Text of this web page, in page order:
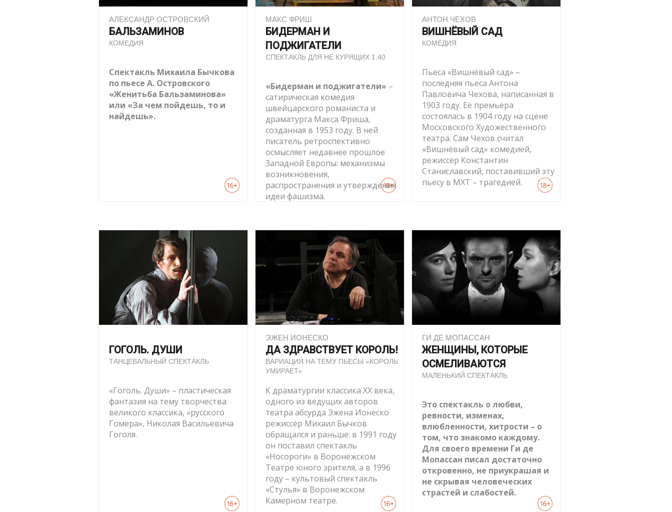
АЛЕКСАНДР ОСТРОВСКИЙ
БАЛЬЗАМИНОВ
КОМЕДИЯ
Спектакль Михаила Бычкова
по пьесе А. Островского
«Женитьба Бальзаминова»
или «За чем пойдешь, то и
найдешь».
МАКС ФРИШ
БИДЕРМАН И
ПОДЖИГАТЕЛИ
СПЕКТАКЛЬ ДЛЯ НЕ КУРЯЩИХ 1:40
«Бидерман и поджигатели» –
сатирическая комедия
швейцарского романиста и
драматурга Макса Фриша,
созданная в 1953 году. В ней
писатель ретроспективно
осмысляет недавнее прошлое
Западной Европы: механизмы
возникновения,
распространения и утверждения
идеи фашизма.
АНТОН ЧЕХОВ
ВИШНЁВЫЙ САД
КОМЕДИЯ
Пьеса «Вишнёвый сад» –
последняя пьеса Антона
Павловича Чехова, написанная в
1903 году. Её премьера
состоялась в 1904 году на сцене
Московского Художественного
театра. Сам Чехов считал
«Вишнёвый сад» комедией,
режиссёр Константин
Станиславский, поставивший эту
пьесу в МХТ – трагедией.
ГОГОЛЬ. ДУШИ
ТАНЦЕВАЛЬНЫЙ СПЕКТАКЛЬ
«Гоголь. Души» – пластическая
фантазия на тему творчества
великого классика, «русского
Гомера», Николая Васильевича
Гоголя.
ЭЖЕН ИОНЕСКО
ДА ЗДРАВСТВУЕТ КОРОЛЬ!
ВАРИАЦИЯ НА ТЕМУ ПЬЕСЫ «КОРОЛЬ
УМИРАЕТ»
К драматургии классика XX века,
одного из ведущих авторов
театра абсурда Эжена Ионеско
режиссёр Михаил Бычков
обращался и раньше: в 1991 году
он поставил спектакль
«Носороги» в Воронежском
Театре юного зрителя, а в 1996
году – культовый спектакль
«Стулья» в Воронежском
Камерном театре.
ГИ ДЕ МОПАССАН
ЖЕНЩИНЫ, КОТОРЫЕ
ОСМЕЛИВАЮТСЯ
МАЛЕНЬКИЙ СПЕКТАКЛЬ
Это спектакль о любви,
ревности, изменах,
влюбленности, хитрости – о
том, что знакомо каждому.
Для своего времени Ги де
Мопассан писал достаточно
откровенно, не приукрашая и
не скрывая человеческих
страстей и слабостей.